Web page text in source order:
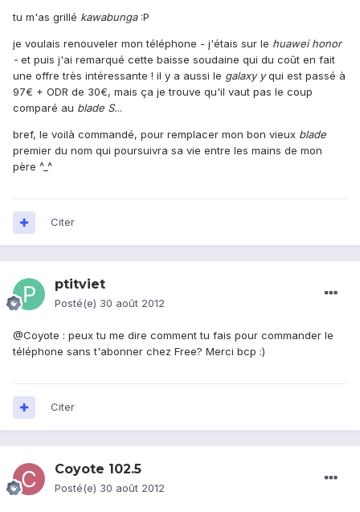
tu m'as grillé kawabunga:P
je voulais renouveler mon téléphone - j'étais sur le huawei honor
- et puis j'ai remarqué cette baisse soudaine qui du coût en fait
une offre très intéressante ! il y a aussi le galaxy yqui est passé à
97€ + ODR de 30€, mais ça je trouve qu'il vaut pas le coup
comparé au blade S...
bref, le voilà commandé, pour remplacer mon bon vieux blade
premier du nom qui poursuivra sa vie entre les mains de mon
père ^_^
Citer
ptitviet
Posté(e) 30 août 2012
@Coyote : peux tu me dire comment tu fais pour commander le
téléphone sans t'abonner chez Free? Merci bcp :)
Citer
Coyote 102.5
Posté(e) 30 août 2012